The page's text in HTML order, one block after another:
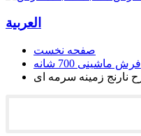
العربیة
صفحه نخست
فرش ماشینی 700 شانه